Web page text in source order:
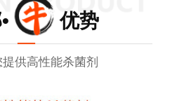
• 优势
提供高性能杀菌剂